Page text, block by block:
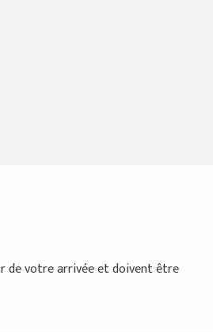
de votre arrivée et doivent être